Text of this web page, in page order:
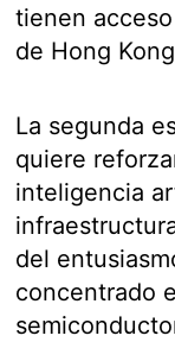
tienen
de Hong
La segunda
quiere
inteligencia
del
concentrado